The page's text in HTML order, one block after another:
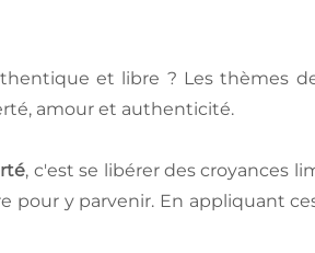
et libre ? Les thèmes
amour et authenticité.
, c'est se libérer des croyances
y parvenir. En appliquant